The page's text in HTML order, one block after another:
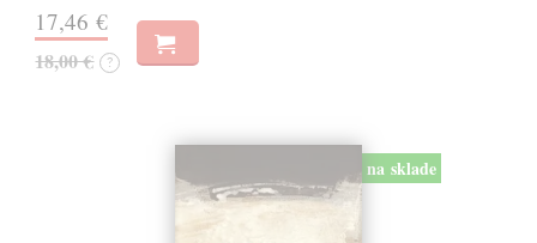
17,46 €
18,00 € ?
na sklade